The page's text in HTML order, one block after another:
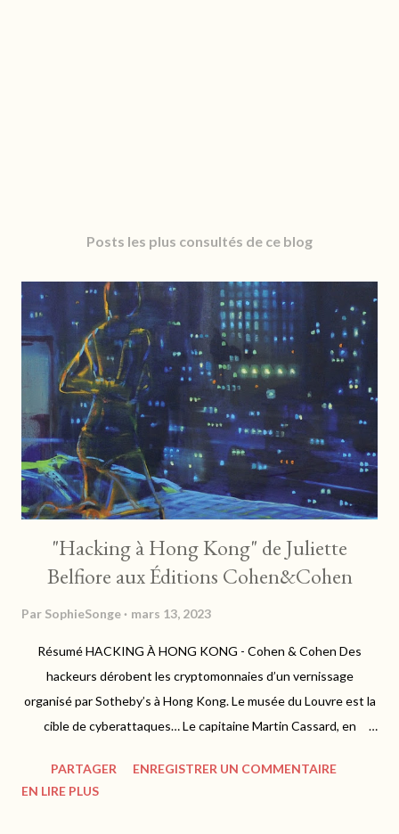
Posts les plus consultés de ce blog
"Hacking à Hong Kong" de Juliette
Belfiore aux Éditions Cohen&Cohen
Par SophieSonge mars 13, 2023
Résumé HACKING À HONG KONG - Cohen & Cohen Des
hackeurs dérobent les cryptomonnaies d’un vernissage
organisé par Sotheby’s à Hong Kong. Le musée du Louvre est la
cible de cyberattaques… Le capitaine Martin Cassard, en
débute par la rencontre d’une énigmatique femme blonde dans
l’avion Paris-Hong Kong… https://www.cohen-cohen.fr Juliette
PARTAGER
ENREGISTRER UN COMMENTAIRE
EN LIRE PLUS